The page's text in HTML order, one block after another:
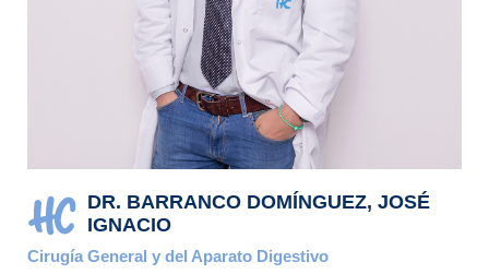
DR. BARRANCO DOMÍNGUEZ, JOSÉ
IGNACIO
Cirugía General y del Aparato Digestivo